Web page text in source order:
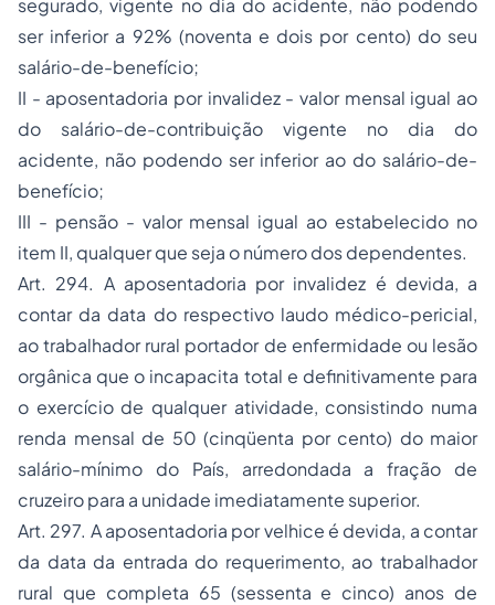
segurado, vigente no dia do acidente, não podendo
ser inferior a 92% (noventa e dois por cento) do seu
salário-de-benefício;
II - aposentadoria por invalidez - valor mensal igual ao
do salário-de-contribuição vigente no dia do
acidente, não podendo ser inferior ao do salário-de-
benefício;
III - pensão - valor mensal igual ao estabelecido no
item II, qualquer que seja o número dos dependentes.
Art. 294. A aposentadoria por invalidez é devida, a
contar da data do respectivo laudo médico-pericial,
ao trabalhador rural portador de enfermidade ou lesão
orgânica que o incapacita total e definitivamente para
o exercício de qualquer atividade, consistindo numa
renda mensal de 50 (cinqüenta por cento) do maior
salário-mínimo do País, arredondada a fração de
cruzeiro para a unidade imediatamente superior.
Art. 297. A aposentadoria por velhice é devida, a contar
da data da entrada do requerimento, ao trabalhador
rural que completa 65 (sessenta e cinco) anos de